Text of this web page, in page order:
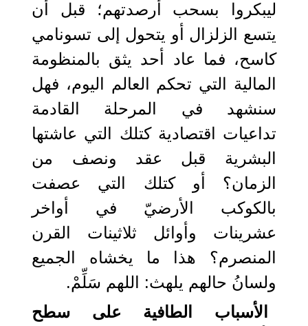
ليبكروا بسحب أرصدتهم؛ قبل أن
يتسع الزلزال أو يتحول إلى تسونامي
كاسح، فما عاد أحد يثق بالمنظومة
المالية التي تحكم العالم اليوم، فهل
سنشهد في المرحلة القادمة
تداعيات اقتصادية كتلك التي عاشتها
البشرية قبل عقد ونصف من
الزمان؟ أو كتلك التي عصفت
بالكوكب الأرضيّ في أواخر
عشرينات وأوائل ثلاثينات القرن
المنصرم؟ هذا ما يخشاه الجميع
ولسانُ حالهم يلهث: اللهم سَلِّمْ.
الأسباب الطافية على سطح